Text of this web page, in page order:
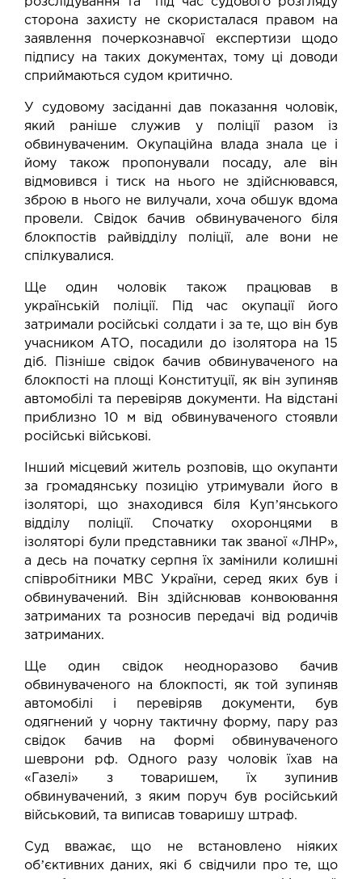
сторона захисту не скористалася правом на
заявлення почеркознавчої експертизи щодо
підпису на таких документах, тому ці доводи
сприймаються судом критично.
У судовому засіданні дав показання чоловік,
який раніше служив у поліції разом із
обвинуваченим. Окупаційна влада знала це і
йому також пропонували посаду, але він
відмовився і тиск на нього не здійснювався,
зброю в нього не вилучали, хоча обшук вдома
провели. Свідок бачив обвинуваченого біля
блокпостів райвідділу поліції, але вони не
спілкувалися.
Ще один чоловік також працював в
українській поліції. Під час окупації його
затримали російські солдати і за те, що він був
учасником АТО, посадили до ізолятора на 15
діб. Пізніше свідок бачив обвинуваченого на
блокпості на площі Конституції, як він зупиняв
автомобілі та перевіряв документи. На відстані
приблизно 10 м від обвинуваченого стоявли
російські військові.
Інший місцевий житель розповів, що окупанти
за громадянську позицію утримували його в
ізоляторі, що знаходився біля Купʼянського
відділу поліції. Спочатку охоронцями в
ізоляторі були представники так званої «ЛНР»,
а десь на початку серпня їх замінили колишні
співробітники МВС України, серед яких був і
обвинувачений. Він здійснював конвоювання
затриманих та розносив передачі від родичів
затриманих.
Ще один свідок неодноразово бачив
обвинуваченого на блокпості, як той зупиняв
автомобілі і перевіряв документи, був
одягнений у чорну тактичну форму, пару раз
свідок бачив на формі обвинуваченого
шеврони рф. Одного разу чоловік їхав на
«Газелі» з товаришем, їх зупинив
обвинувачений, з яким поруч був російський
військовий, та виписав товаришу штраф.
Суд вважає, що не встановлено ніяких
обʼєктивних даних, які б свідчили про те, що